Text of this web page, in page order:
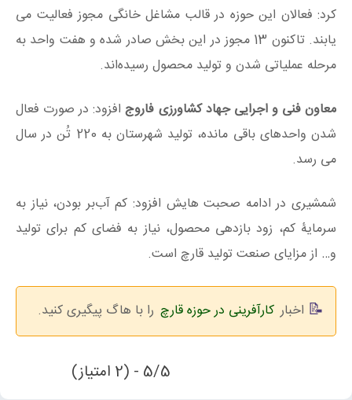
کرد: فعالان این حوزه در قالب مشاغل خانگی مجوز فعالیت می
یابند. تاکنون 13 مجوز در این بخش صادر شده و هفت واحد به
مرحله عملیاتی شدن و تولید محصول رسیده‌اند.
معاون فنی و اجرایی جهاد کشاورزی فاروجافزود: در صورت فعال
شدن واحدهای باقی مانده، تولید شهرستان به 220 تُن در سال
می رسد.
شمشیری در ادامه صحبت هایش افزود: کم آب‌بر بودن، نیاز به
سرمایۀ کم، زود بازدهی محصول، نیاز به فضای کم برای تولید
و… از مزایای صنعت تولید قارچ است.
اخبار کارآفرینی در حوزه قارچ را با هاگ پیگیری کنید.
5/5 - (2 امتیاز)